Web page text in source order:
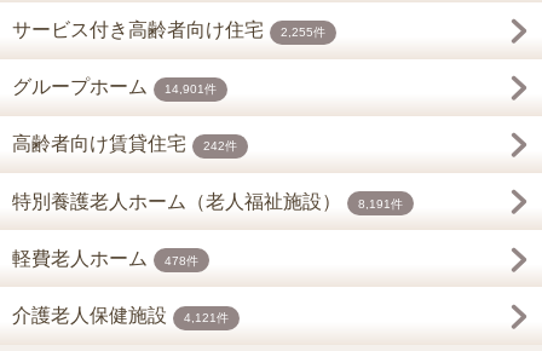
サービス付き高齢者向け住宅 2,255件
グループホーム 14,901件
高齢者向け賃貸住宅 242件
特別養護老人ホーム（老人福祉施設） 8,191件
軽費老人ホーム 478件
介護老人保健施設 4,121件